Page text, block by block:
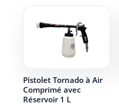
Pistolet Tornado à Air
Comprimé avec
Réservoir 1 L